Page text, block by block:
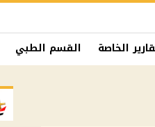
الخاصة القسم الطبي